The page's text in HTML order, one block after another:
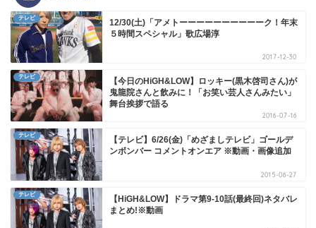
テレビ
12/30(土)「アメトーーーーーーーーーーク！年末
５時間スペシャル」歌広場淳
2017-12-30
テレビ
【今日のHiGH&LOW】ロッキー(黒木啓司さん)が
鬼龍院さんと飲みに！「お笑い芸人さんみたい」
舞台挨拶で語る
2016-07-16
テレビ
【テレビ】6/26(金)「めざましテレビ」ゴールデ
ンボンバー コメントオンエア ※動画・画像追加
2015-06-27
テレビ
【HiGH&LOW】ドラマ第9-10話(最終回)ネタバレ
まとめ!※動画